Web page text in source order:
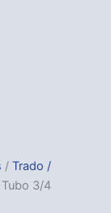
/ Trado /
3/4